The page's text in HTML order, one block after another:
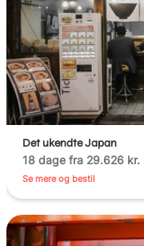
Det ukendte Japan
18 dage fra 29.626 kr.
Se mere og bestil